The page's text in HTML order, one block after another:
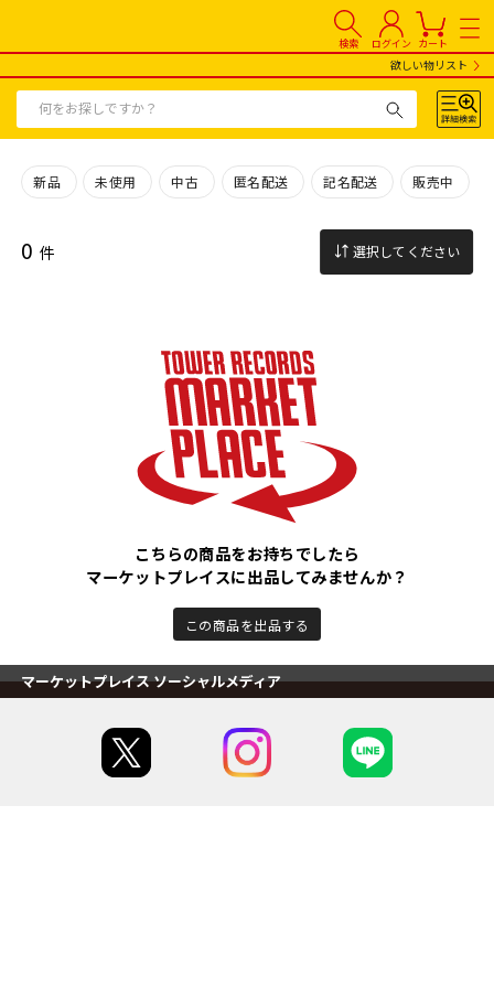
検索 ログイン カート
欲しい物リスト
新品 未使用 中古 匿名配送 記名配送 販売中
0 件 選択してください
こちらの商品をお持ちでしたら
マーケットプレイスに出品してみませんか？
この商品を出品する
マーケットプレイス ソーシャルメディア